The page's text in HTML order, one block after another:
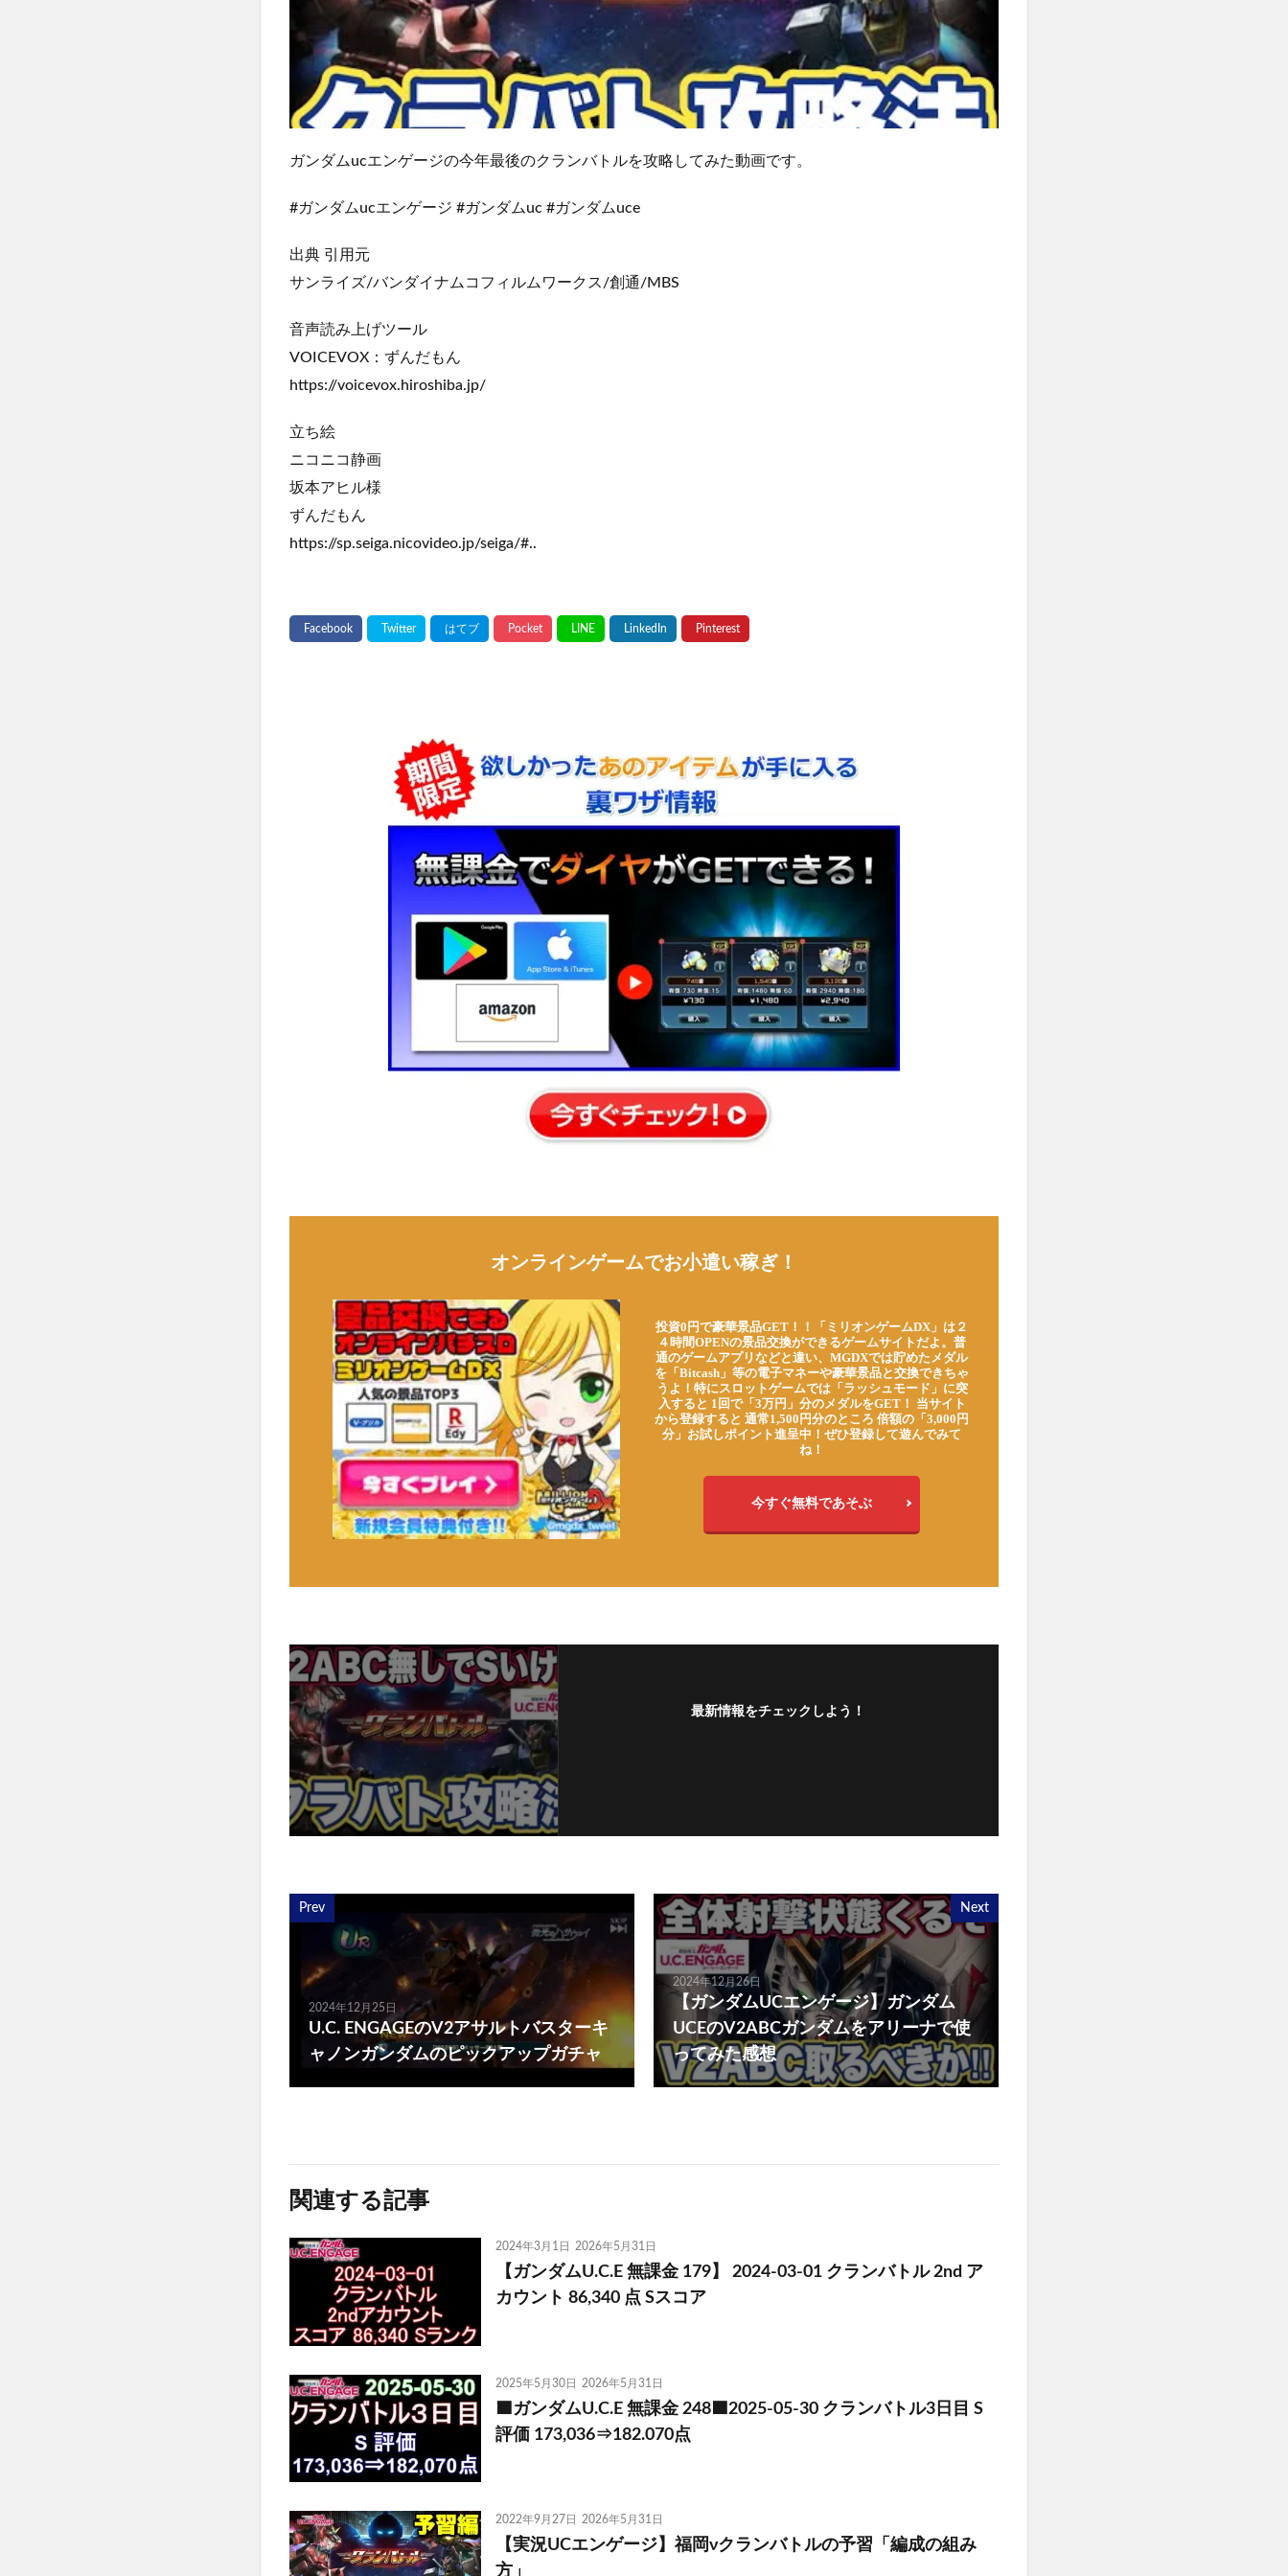
ガンダムucエンゲージの今年最後のクランバトルを攻略してみた動画です。
#ガンダムucエンゲージ #ガンダムuc #ガンダムuce
出典 引用元
サンライズ/バンダイナムコフィルムワークス/創通/MBS
音声読み上げツール
VOICEVOX：ずんだもん
https://voicevox.hiroshiba.jp/
立ち絵
ニコニコ静画
坂本アヒル様
ずんだもん
https://sp.seiga.nicovideo.jp/seiga/#..
オンラインゲームでお小遣い稼ぎ！
投資0円で豪華景品GET！！「ミリオンゲームDX」は２
４時間OPENの景品交換ができるゲームサイトだよ。普
通のゲームアプリなどと違い、MGDXでは貯めたメダル
を「Bitcash」等の電子マネーや豪華景品と交換できちゃ
うよ！特にスロットゲームでは「ラッシュモード」に突
入すると 1回で「3万円」分のメダルをGET！ 当サイト
から登録すると 通常1,500円分のところ 倍額の「3,000円
分」お試しポイント進呈中！ぜひ登録して遊んでみて
ね！
今すぐ無料であそぶ
最新情報をチェックしよう！
Prev
2024年12月25日
U.C. ENGAGEのV2アサルトバスターキ
ャノンガンダムのピックアップガチャ
Next
2024年12月26日
【ガンダムUCエンゲージ】ガンダム
UCEのV2ABCガンダムをアリーナで使
ってみた感想
関連する記事
2024年3月1日 2026年5月31日
【ガンダムU.C.E 無課金 179】 2024-03-01 クランバトル 2nd ア
カウント 86,340 点 Sスコア
2025年5月30日 2026年5月31日
🟦ガンダムU.C.E 無課金 248🟦2025-05-30 クランバトル3日目 S
評価 173,036⇒182.070点
2022年9月27日 2026年5月31日
【実況UCエンゲージ】福岡νクランバトルの予習「編成の組み
方」